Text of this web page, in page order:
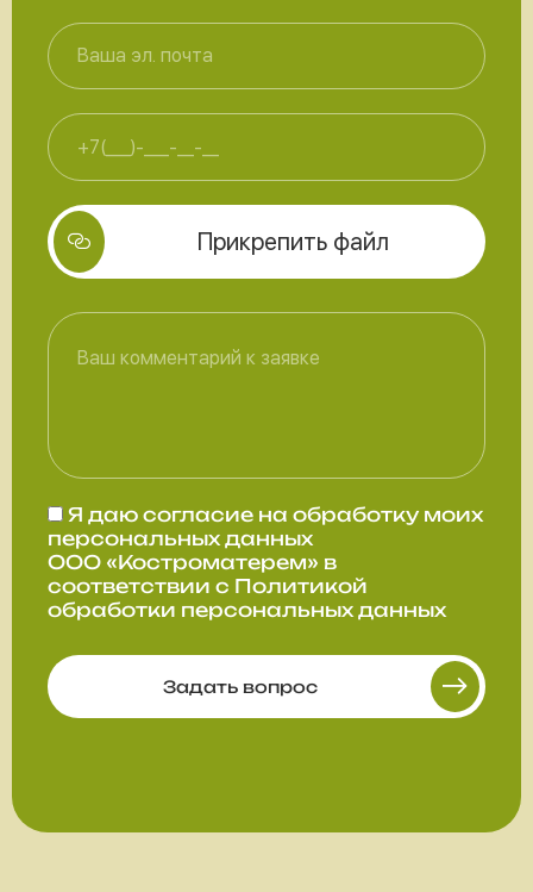
Прикрепить файл
Я даю согласие на обработку моих
персональных данных
ООО «Костроматерем» в
соответствии с Политикой
обработки персональных данных
Задать вопрос